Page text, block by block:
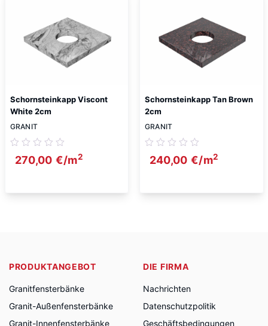
Schornsteinkapp Viscont
White 2cm
GRANIT
270,00 €/m2
Schornsteinkapp Tan Brown
2cm
GRANIT
240,00 €/m2
PRODUKTANGEBOT
Granitfensterbänke
Granit-Außenfensterbänke
Granit-Innenfensterbänke
DIE FIRMA
Nachrichten
Datenschutzpolitik
Geschäftsbedingungen